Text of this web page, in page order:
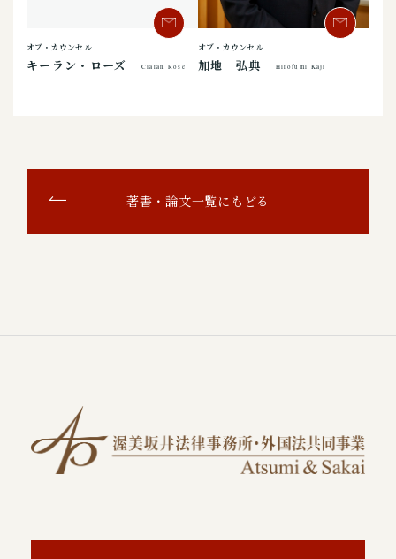
オブ・カウンセル
キーラン・ローズ Ciaran Rose
オブ・カウンセル
加地 弘典 Hirofumi Kaji
著書・論文一覧にもどる